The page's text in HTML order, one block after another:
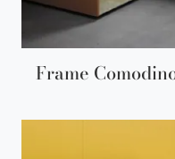
Frame